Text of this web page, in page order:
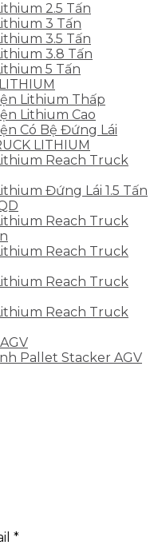
2.5 Tấn
3 Tấn
3.5 Tấn
3.8 Tấn
5 Tấn
Lithium Thấp
Lithium Cao
Có Bệ Đứng Lái
LITHIUM
Reach Truck
Đứng Lái 1.5 Tấn
Reach Truck
Reach Truck
Reach Truck
Reach Truck
Pallet Stacker AGV
*